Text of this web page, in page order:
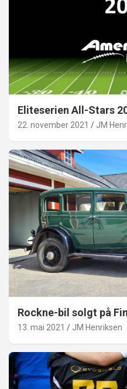
Eliteserien All-Stars
22. november 2021 JM
Rockne-bil solgt på
13. mai 2021 JM Henriksen